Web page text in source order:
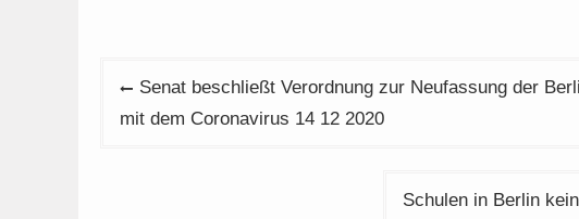
Beitragsnavigation
Senat beschließt Verordnung zur Neufassung der
mit dem Coronavirus 14 12 2020
Schulen in Berlin